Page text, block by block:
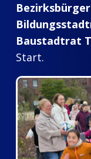
Baustadtrat
Start.